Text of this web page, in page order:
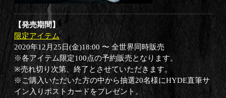
【発売期間】
限定アイテム
2020年12月25日(金)18:00 〜 全世界同時販売
※各アイテム限定100点の予約販売となります。
※売れ切り次第、終了とさせていただきます。
※ご購入いただいた方の中から抽選20名様にHYDE直筆サ
イン入りポストカードをプレゼント。